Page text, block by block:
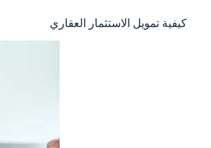
كيفية تمويل الاستثمار العقاري